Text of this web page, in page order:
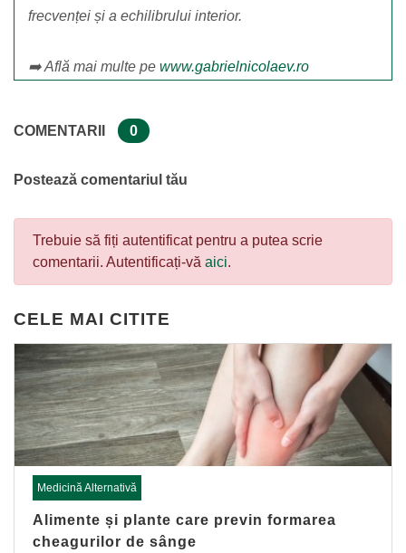
frecvenței și a echilibrului interior.
➡️ Află mai multe pe www.gabrielnicolaev.ro
COMENTARII 0
Postează comentariul tău
Trebuie să fiți autentificat pentru a putea scrie
comentarii. Autentificați-vă aici.
CELE MAI CITITE
Medicină Alternativă
Alimente și plante care previn formarea
cheagurilor de sânge